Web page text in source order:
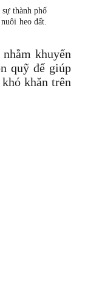
thành phố
heo đất.
khuyến
quỹ để giúp
khăn trên